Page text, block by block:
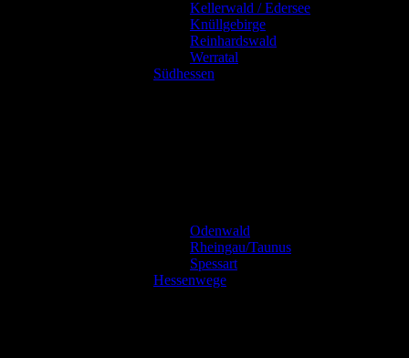
Kellerwald / Edersee
Knüllgebirge
Reinhardswald
Werratal
Südhessen
Odenwald
Rheingau/Taunus
Spessart
Hessenwege